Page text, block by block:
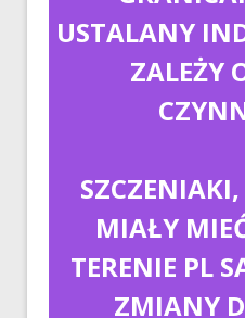
USTALANY
ZALEŻY
MIAŁY
TERENIE PL
ZMIANY